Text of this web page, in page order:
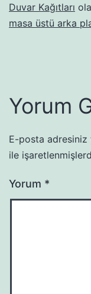
Duvar Kağıtları
masa üstü arka
Yorum
E-posta adresiniz
ile
Yorum *